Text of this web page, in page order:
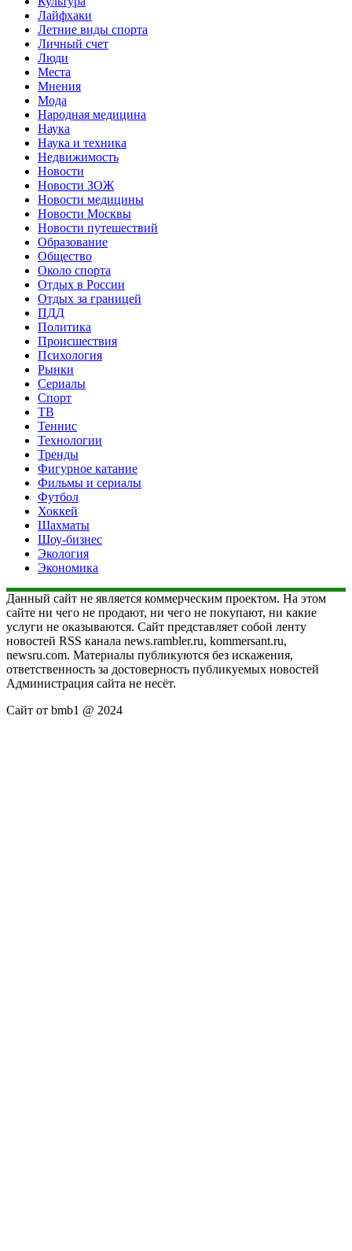
Лайфхаки
Летние виды спорта
Личный счет
Люди
Места
Мнения
Мода
Народная медицина
Наука
Наука и техника
Недвижимость
Новости
Новости ЗОЖ
Новости медицины
Новости Москвы
Новости путешествий
Образование
Общество
Около спорта
Отдых в России
Отдых за границей
ПДД
Политика
Происшествия
Психология
Рынки
Сериалы
Спорт
ТВ
Теннис
Технологии
Тренды
Фигурное катание
Фильмы и сериалы
Футбол
Хоккей
Шахматы
Шоу-бизнес
Экология
Экономика
Данный сайт не является коммерческим проектом. На этом
сайте ни чего не продают, ни чего не покупают, ни какие
услуги не оказываются. Сайт представляет собой ленту
новостей RSS канала news.rambler.ru, kommersant.ru,
newsru.com. Материалы публикуются без искажения,
ответственность за достоверность публикуемых новостей
Администрация сайта не несёт.
Сайт от bmb1 @ 2024